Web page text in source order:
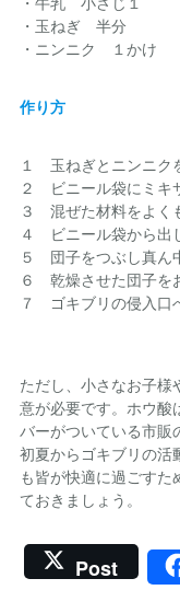
・玉ねぎ 半分
・ニンニク １かけ
作り方
１ 玉ねぎとニンニク
２ ビニール袋にミキ
３ 混ぜた材料をよく
４ ビニール袋から出
５ 団子をつぶし真ん
６ 乾燥させた団子を
７ ゴキブリの侵入口
ただし、小さなお子様
意が必要です。ホウ酸
バーがついている市販
初夏からゴキブリの活
も皆が快適に過ごすた
ておきましょう。
Post